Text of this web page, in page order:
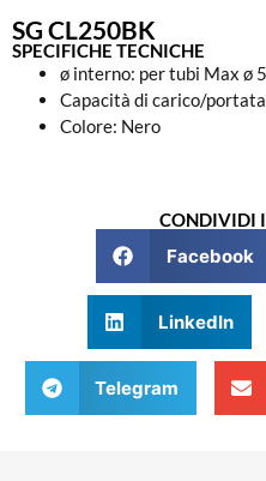
SG CL250BK
SPECIFICHE TECNICHE
ø interno: per tubi Max ø
Capacità di carico/
Colore: Nero
CONDIVIDI
Facebook
LinkedIn
Telegram